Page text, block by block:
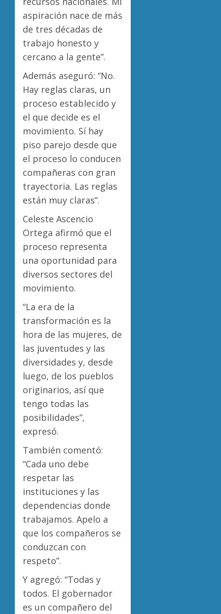
aspiración nace de más
de tres décadas de
trabajo honesto y
cercano a la gente”.
Además aseguró: “No.
Hay reglas claras, un
proceso establecido y
el que decide es el
movimiento. Sí hay
piso parejo desde que
el proceso lo conducen
compañeras con gran
trayectoria. Las reglas
están muy claras”.
Celeste Ascencio
Ortega afirmó que el
proceso representa
una oportunidad para
diversos sectores del
movimiento.
“La era de la
transformación es la
hora de las mujeres, de
las juventudes y las
diversidades y, desde
luego, de los pueblos
originarios, así que
tengo todas las
posibilidades”,
expresó.
También comentó:
“Cada uno debe
respetar las
instituciones y las
dependencias donde
trabajamos. Apelo a
que los compañeros se
conduzcan con
respeto”.
Y agregó: “Todas y
todos. El gobernador
es un compañero del